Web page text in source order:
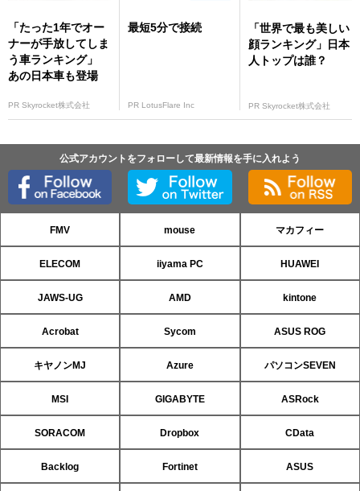
「たった1年でオー
ナーが手放してしま
う車ランキング」
あの日本車も登場
PR Skyrocket株式会社
最短5分で接続
PR LotusFlare Inc
「世界で最も美しい
顔ランキング」日本
人トップは誰？
PR Skyrocket株式会社
公式アカウントをフォローして最新情報を手に入れよう
FMV mouse マカフィー
ELECOM iiyama PC HUAWEI
JAWS-UG AMD kintone
Acrobat Sycom ASUS ROG
キヤノンMJ Azure パソコンSEVEN
MSI GIGABYTE ASRock
SORACOM Dropbox CData
Backlog Fortinet ASUS